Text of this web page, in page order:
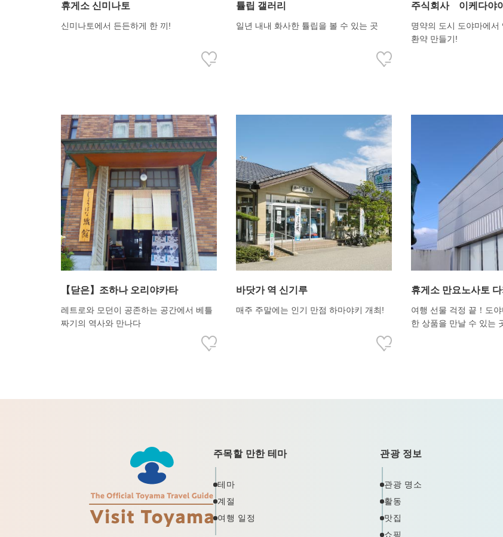
휴게소 신미나토
신미나토에서 든든하게 한 끼!
튤립 갤러리
일년 내내 화사한 튤립을 볼 수 있는 곳
주식회사 이케다야
명약의 도시 도야마에서
환약 만들기!
【닫은】조하나 오리야카타
레트로와 모던이 공존하는 공간에서 베틀
짜기의 역사와 만나다
바닷가 역 신기루
매주 주말에는 인기 만점 하마야키 개최!
휴게소 만요노사토
여행 선물 걱정 끝！도
한 상품을 만날 수 있는
주목할 만한 테마
테마
계절
여행 일정
관광 정보
관광 명소
활동
맛집
쇼핑